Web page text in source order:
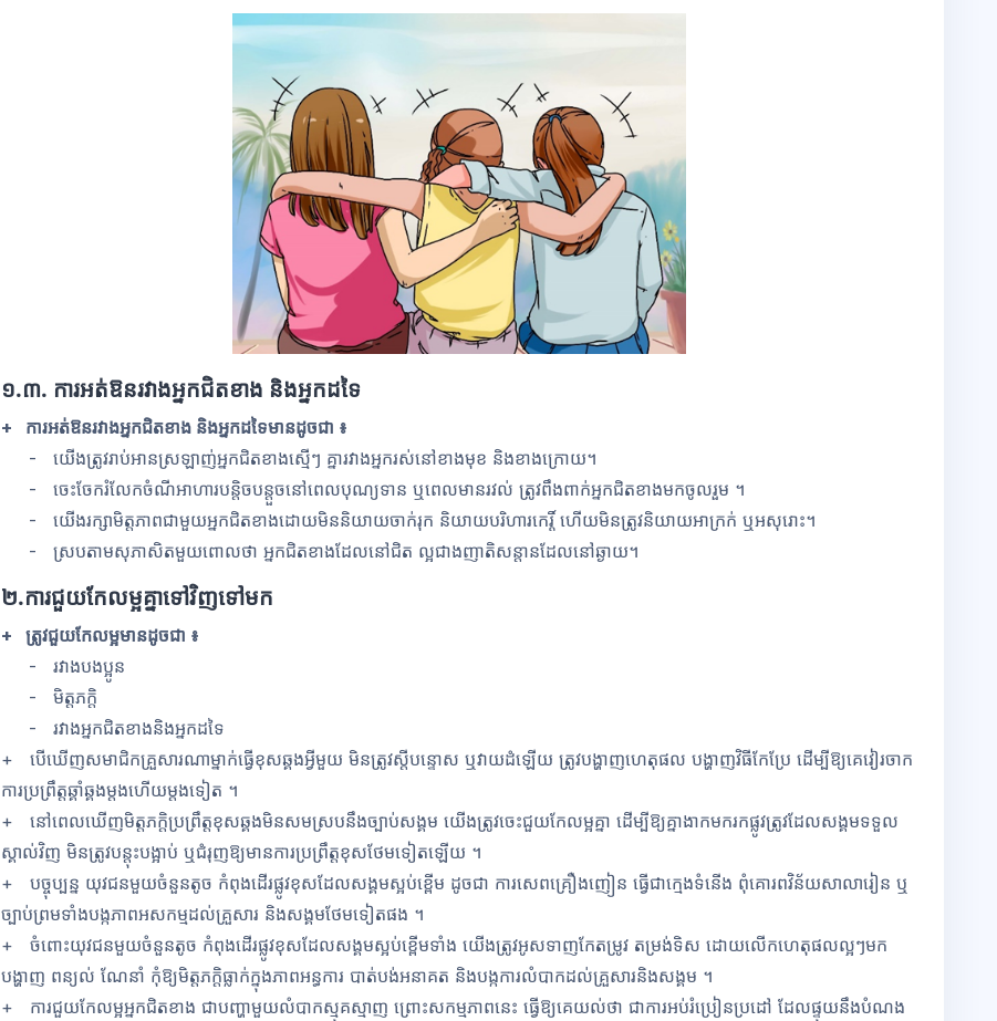
១.៣. ការអត់ឱនរវាងអ្នកជិតខាង និងអ្នកដទៃ
+ ការអត់ឱនរវាងអ្នកជិតខាង និងអ្នកដទៃមានដូចជា ៖
- យើងត្រូវរាប់អានស្រឡាញ់អ្នកជិតខាងស្មើៗ គ្នារវាងអ្នករស់នៅខាងមុខ និងខាងក្រោយ។
- ចេះចែករំលែកចំណីអាហារបន្តិចបន្ដួចនៅពេលបុណ្យទាន ឬពេលមានរវល់ ត្រូវពឹងពាក់អ្នកជិតខាងមកចូលរួម ។
- យើងរក្សាមិត្តភាពជាមួយអ្នកជិតខាងដោយមិននិយាយចាក់រុក និយាយបរិហារកេរ្តិ៍​ ហើយមិនត្រូវនិយាយអាក្រក់ ឬអសុរោះ។
- ស្របតាមសុភាសិតមួយពោលថា អ្នកជិតខាងដែលនៅជិត ល្អជាងញាតិសន្ដានដែលនៅឆ្ងាយ។
២.ការជួយកែលម្អគ្នាទៅវិញទៅមក
+ ត្រូវជួយកែលម្អមានដូចជា ៖
- រវាងបងប្អូន
- មិត្តភក្ដិ
- រវាងអ្នកជិតខាងនិងអ្នកដទៃ
+ បើឃើញសមាជិកគ្រួសារណាម្នាក់ធ្វើខុសឆ្គងអ្វីមួយ មិនត្រូវស្ដីបន្ទោស ឬវាយដំឡើយ ត្រូវបង្ហាញហេតុផល បង្ហាញវិធីកែប្រែ ដើម្បីឱ្យគេវៀរចាក
ការប្រព្រឹត្តឆ្គាំឆ្គងម្ដងហើយម្ដងទៀត ។
+ នៅពេលឃើញមិត្តភក្ដិប្រព្រឹត្តខុសឆ្គងមិនសមស្របនឹងច្បាប់សង្គម យើងត្រូវចេះជួយកែលម្អគ្នា ដើម្បីឱ្យគ្នាងាកមករកផ្លូវត្រូវដែលសង្គមទទួល
ស្គាល់វិញ មិនត្រូវបន្តុះបង្អាប់​ ឬជំរុញឱ្យមានការប្រព្រឹត្តខុសថែមទៀតឡើយ ។
+ បច្ចុប្បន្ន យុវជនមួយចំនួនតូច កំពុងដើរផ្លូវខុសដែលសង្គមស្អប់ខ្ពើម ដូចជា ការសេពគ្រឿងញៀន ធ្វើជាក្មេងទំនើង ពុំគោរពវិន័យសាលារៀន ឬ
ច្បាប់ព្រមទាំងបង្កភាពអសកម្មដល់គ្រួសារ និងសង្គមថែមទៀតផង ។
+ ចំពោះយុវជនមួយចំនួនតូច កំពុងដើរផ្លូវខុសដែលសង្គមស្អប់ខ្ពើមទាំង យើងត្រូវអូសទាញកែតម្រូវ តម្រង់ទិស ដោយលើកហេតុផលល្អៗមក
បង្ហាញ ពន្យល់ ណែនាំ កុំឱ្យមិត្តភក្ដិធ្លាក់ក្នុងភាពអន្ធការ បាត់បង់អនាគត និងបង្កការលំបាកដល់គ្រួសារនិងសង្គម ។
+ ការជួយកែលម្អអ្នកជិតខាង ជាបញ្ហាមួយលំបាកស្មុគស្មាញ ព្រោះសកម្មភាពនេះ ធ្វើឱ្យគេយល់ថា ជាការអប់រំប្រៀនប្រដៅ ដែលផ្ទុយនឹងបំណង